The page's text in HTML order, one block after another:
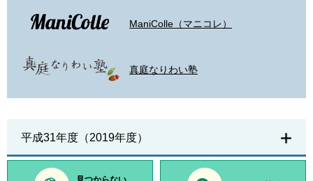
ManiColle（マニコレ）
真庭なりわい塾
平成31年度（2019年度）